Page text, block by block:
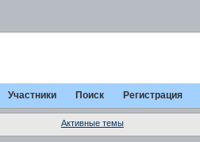
Участники Поиск Регистрация
Активные темы